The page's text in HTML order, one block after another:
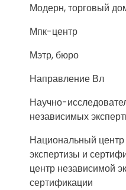
Модерн, торговый
Мпк-центр
Мэтр, бюро
Направление Вл
Научно-
независимых
Национальный
экспертизы и
центр независимой
сертификации